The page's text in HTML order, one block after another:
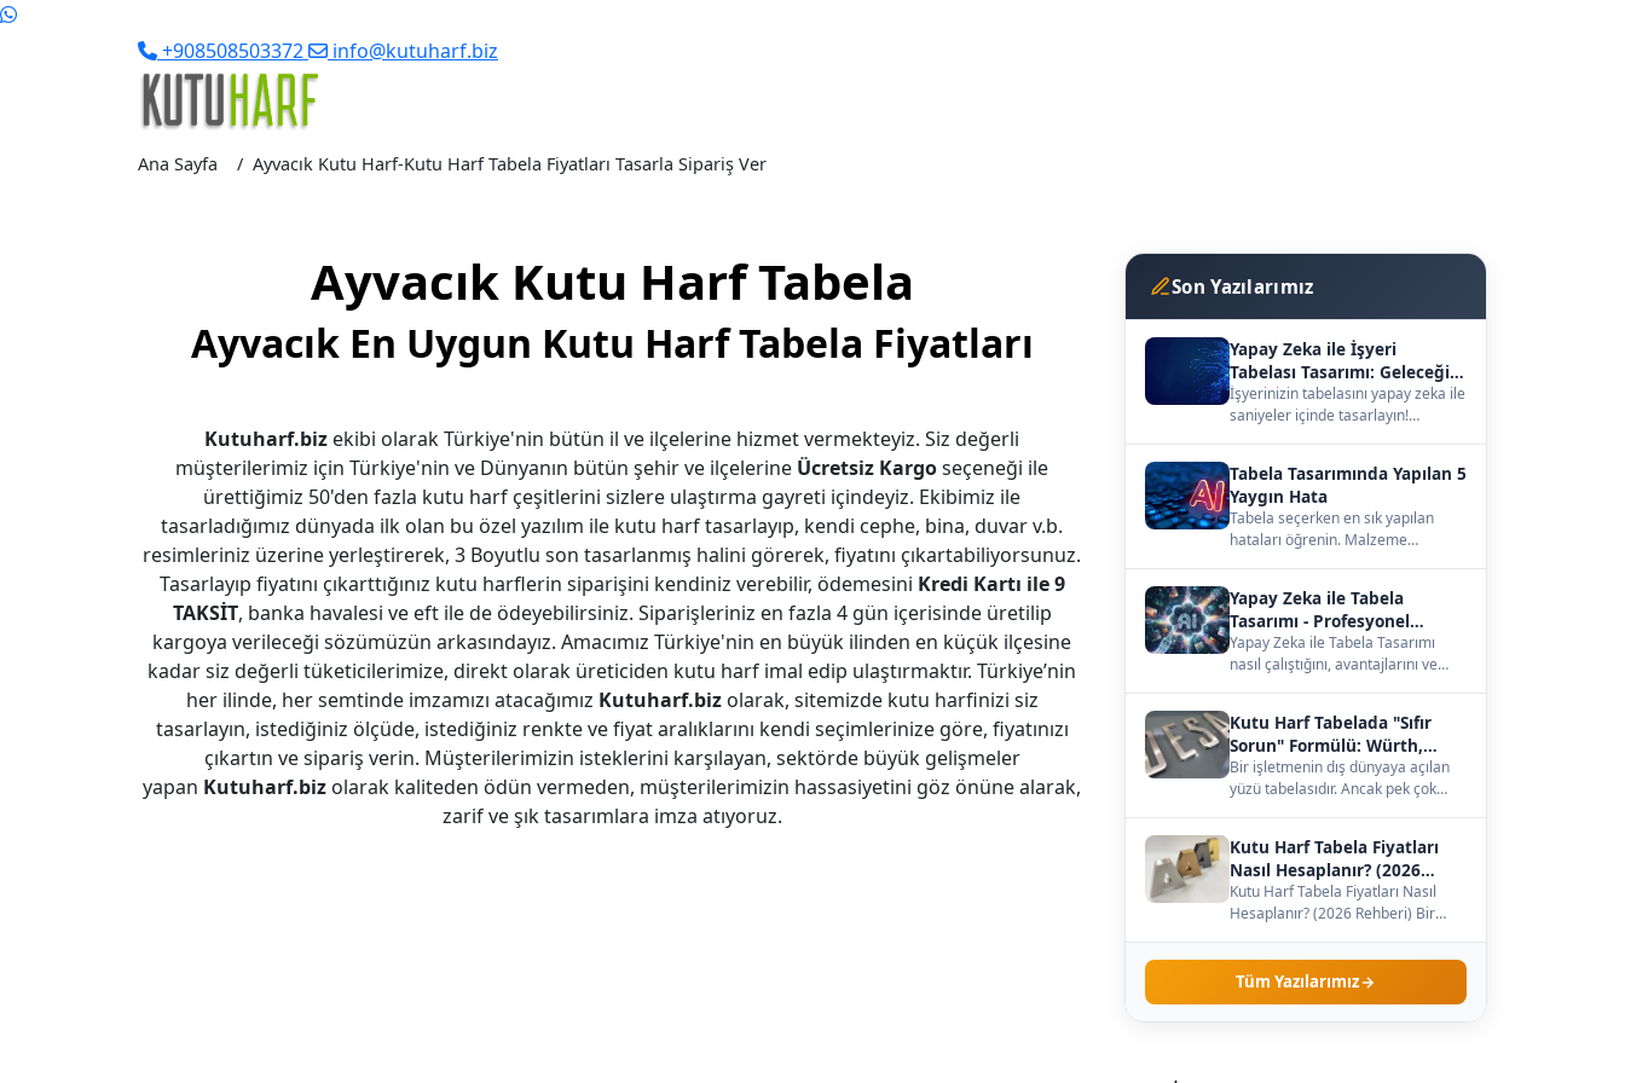
+908508503372 info@kutuharf.biz
Ana Sayfa Ayvacık Kutu Harf-Kutu Harf Tabela Fiyatları Tasarla Sipariş Ver
Ayvacık Kutu Harf Tabela
Ayvacık En Uygun Kutu Harf Tabela Fiyatları
Kutuharf.biz ekibi olarak Türkiye'nin bütün il ve ilçelerine hizmet vermekteyiz. Siz değerli
müşterilerimiz için Türkiye'nin ve Dünyanın bütün şehir ve ilçelerine Ücretsiz Kargoseçeneği ile
ürettiğimiz 50'den fazla kutu harf çeşitlerini sizlere ulaştırma gayreti içindeyiz. Ekibimiz ile
tasarladığımız dünyada ilk olan bu özel yazılım ile kutu harf tasarlayıp, kendi cephe, bina, duvar v.b.
resimleriniz üzerine yerleştirerek, 3 Boyutlu son tasarlanmış halini görerek, fiyatını çıkartabiliyorsunuz.
Tasarlayıp fiyatını çıkarttığınız kutu harflerin siparişini kendiniz verebilir, ödemesini Kredi Kartı ile 9
TAKSİT, banka havalesi ve eft ile de ödeyebilirsiniz. Siparişleriniz en fazla 4 gün içerisinde üretilip
kargoya verileceği sözümüzün arkasındayız. Amacımız Türkiye'nin en büyük ilinden en küçük ilçesine
kadar siz değerli tüketicilerimize, direkt olarak üreticiden kutu harf imal edip ulaştırmaktır. Türkiye’nin
her ilinde, her semtinde imzamızı atacağımız Kutuharf.bizolarak, sitemizde kutu harfinizi siz
tasarlayın, istediğiniz ölçüde, istediğiniz renkte ve fiyat aralıklarını kendi seçimlerinize göre, fiyatınızı
çıkartın ve sipariş verin. Müşterilerimizin isteklerini karşılayan, sektörde büyük gelişmeler
yapan Kutuharf.biz olarak kaliteden ödün vermeden, müşterilerimizin hassasiyetini göz önüne alarak,
zarif ve şık tasarımlara imza atıyoruz.
Son Yazılarımız
Yapay Zeka ile İşyeri
Tabelası Tasarımı: Geleceğin
Vitrini
İşyerinizin tabelasını yapay zeka ile
saniyeler içinde tasarlayın!
Tabela Tasarımında Yapılan 5
Yaygın Hata
Tabela seçerken en sık yapılan
hataları öğrenin. Malzeme
Yapay Zeka ile Tabela
Tasarımı - Profesyonel
Kılavuz
Yapay Zeka ile Tabela Tasarımı
nasıl çalıştığını, avantajlarını ve
Kutu Harf Tabelada "Sıfır
Sorun" Formülü: Würth,
Meanwell ve Samsung İş
Birliği
Bir işletmenin dış dünyaya açılan
yüzü tabelasıdır. Ancak pek çok
Kutu Harf Tabela Fiyatları
Nasıl Hesaplanır? (2026
Rehberi)
Kutu Harf Tabela Fiyatları Nasıl
Hesaplanır? (2026 Rehberi) Bir
yaptırmaya karar…
Tüm Yazılarımız